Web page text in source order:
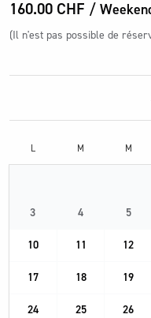
160.00 CHF /
(Il n'est pas possible de
L M M
3 4 5
10 11 12
17 18 19
24 25 26